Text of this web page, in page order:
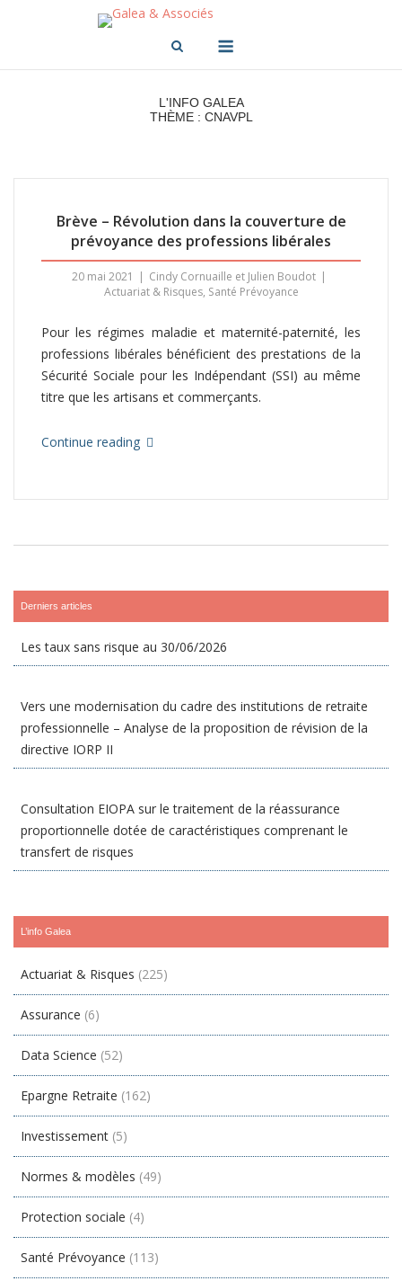
L'INFO GALEA
THÈME : CNAVPL
Brève – Révolution dans la couverture de
prévoyance des professions libérales
20 mai 2021
Cindy Cornuaille et Julien Boudot
Actuariat & Risques, Santé Prévoyance
Pour les régimes maladie et maternité-paternité, les
professions libérales bénéficient des prestations de la
Sécurité Sociale pour les Indépendant (SSI) au même
titre que les artisans et commerçants.
Continue reading
Derniers articles
Les taux sans risque au 30/06/2026
Vers une modernisation du cadre des institutions de retraite
professionnelle – Analyse de la proposition de révision de la
directive IORP II
Consultation EIOPA sur le traitement de la réassurance
proportionnelle dotée de caractéristiques comprenant le
transfert de risques
L’info Galea
Actuariat & Risques (225)
Assurance (6)
Data Science (52)
Epargne Retraite (162)
Investissement (5)
Normes & modèles (49)
Protection sociale (4)
Santé Prévoyance (113)